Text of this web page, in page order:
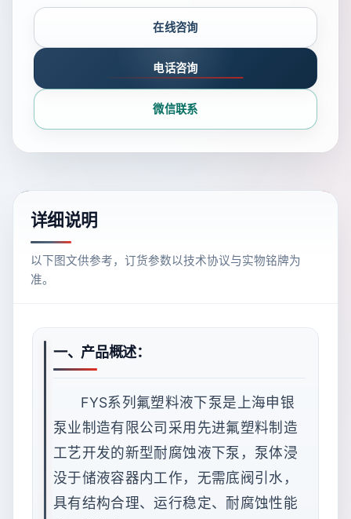
在线咨询
电话咨询
微信联系
详细说明
以下图文供参考，订货参数以技术协议与实物铭牌为
准。
一、产品概述：
FYS系列氟塑料液下泵是上海申银
泵业制造有限公司采用先进氟塑料制造
工艺开发的新型耐腐蚀液下泵，泵体浸
没于储液容器内工作，无需底阀引水，
具有结构合理、运行稳定、耐腐蚀性能